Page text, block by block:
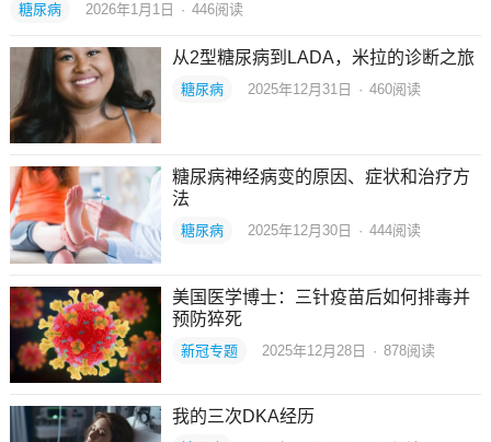
糖尿病 2026年1月1日 · 446阅读
从2型糖尿病到LADA，米拉的诊断之旅
糖尿病 2025年12月31日 · 460阅读
糖尿病神经病变的原因、症状和治疗方
法
糖尿病 2025年12月30日 · 444阅读
美国医学博士：三针疫苗后如何排毒并
预防猝死
新冠专题 2025年12月28日 · 878阅读
我的三次DKA经历